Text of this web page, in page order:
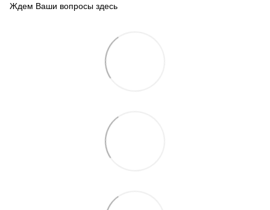
Ждем Ваши вопросы здесь